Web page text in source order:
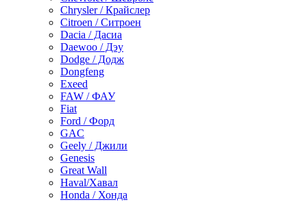
Chrysler / Крайслер
Citroen / Ситроен
Dacia / Дасиа
Daewoo / Дэу
Dodge / Додж
Dongfeng
Exeed
FAW / ФАУ
Fiat
Ford / Форд
GAC
Geely / Джили
Genesis
Great Wall
Haval/Хавал
Honda / Хонда